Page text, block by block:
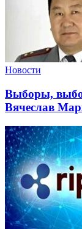
Новости
Выборы,
Вячеслав